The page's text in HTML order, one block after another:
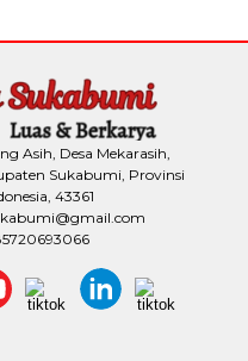
Asih, Desa Mekarasih,
Sukabumi, Provinsi
43361